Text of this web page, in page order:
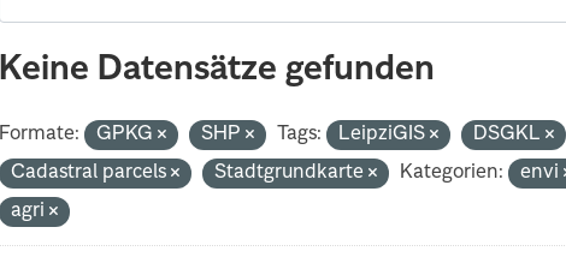
Keine Datensätze gefunden
Formate: GPKG SHP Tags: LeipziGIS
DSGKL
Cadastral parcels
Stadtgrundkarte Kategorien:
envi
agri